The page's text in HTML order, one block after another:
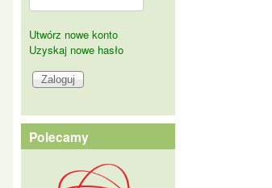
Utwórz nowe konto
Uzyskaj nowe hasło
Polecamy